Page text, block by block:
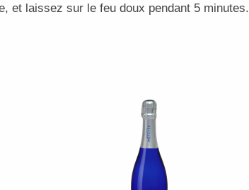
et laissez sur le feu doux pendant 5 minutes.